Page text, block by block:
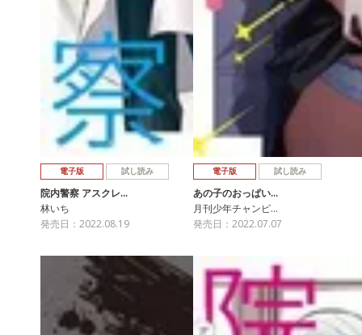
電子版 試し読み
院内警察 アスクレ…
林いち
発売日：2022.08.19
電子版 試し読み
あの子のおっぱい…
月刊少年チャンピ…
発売日：2022.07.07